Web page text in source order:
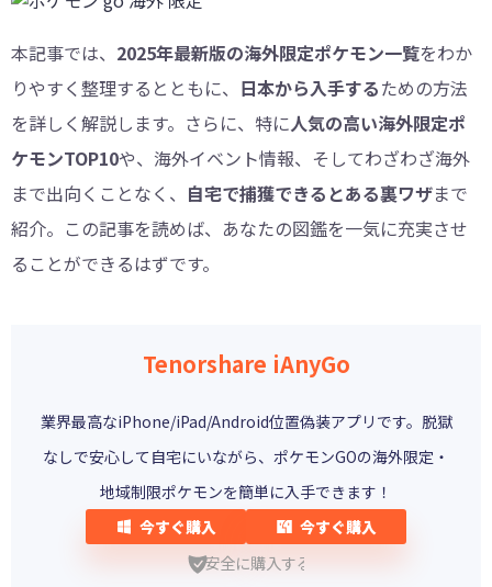
本記事では、 2025年最新版の海外限定ポケモン一覧をわか
りやすく整理するとともに、 日本から入手するための方法
を詳しく解説します。さらに、特に人気の高い海外限定ポ
ケモンTOP10や、海外イベント情報、そしてわざわざ海外
まで出向くことなく、 自宅で捕獲できるとある裏ワザまで
紹介。この記事を読めば、あなたの図鑑を一気に充実させ
ることができるはずです。
Tenorshare iAnyGo
業界最高なiPhone/iPad/Android位置偽装アプリです。脱獄
なしで安心して自宅にいながら、ポケモンGOの海外限定・
地域制限ポケモンを簡単に入手できます！
今すぐ購入
今すぐ購入
安全に購入する